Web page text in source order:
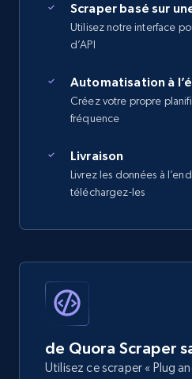
Scraper basé sur
Utilisez notre interface
d’API
Automatisation à
Créez votre propre
fréquence
Livraison
Livrez les données à
téléchargez-les
de Quora Scraper
Utilisez ce scraper « Plug